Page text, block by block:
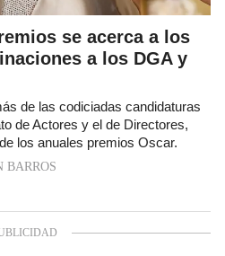
se acerca a los
a los DGA y
de las codiciadas candidaturas
de Actores y el de Directores,
los anuales premios Oscar.
BARROS